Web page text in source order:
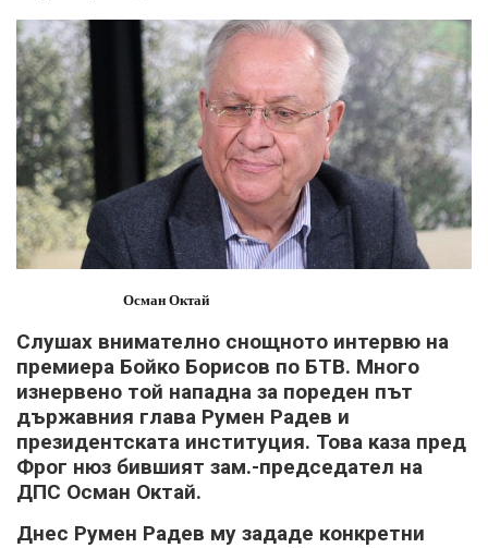
Осман Октай
Слушах внимателно снощното интервю на
премиера Бойко Борисов по БТВ. Много
изнервено той нападна за пореден път
държавния глава Румен Радев и
президентската институция. Това каза пред
Фрог нюз бившият зам.-председател на
ДПС Осман Октай.
Днес Румен Радев му зададе конкретни